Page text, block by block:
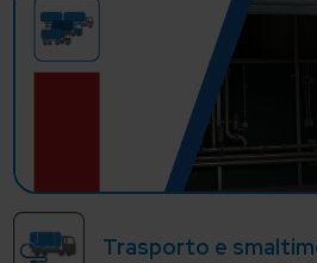
Trasporto e